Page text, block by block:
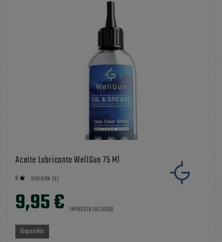
Aceite Lubricante WellGun 75 Ml
0  REVISIÓN (0)
9,95 € IMPUESTO INCLUIDO
Disponible